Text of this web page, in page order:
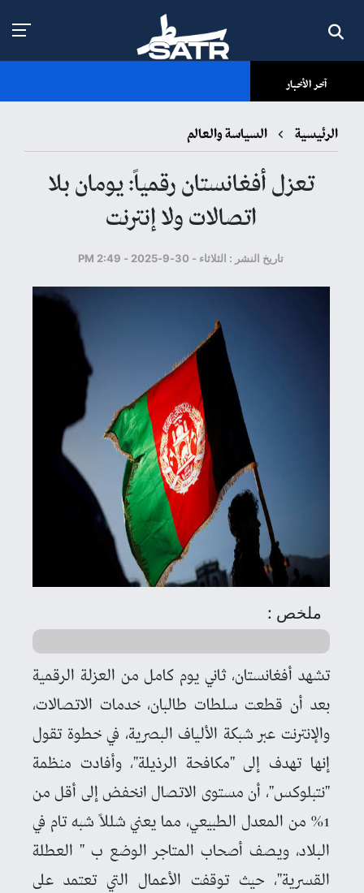
آخر الأخبار
الرئيسية السياسة والعالم
تعزل أفغانستان رقمياً: يومان بلا
اتصالات ولا إنترنت
تاريخ النشر : الثلاثاء - 30-9-2025 - 2:49 PM
ملخص :
تشهد أفغانستان، ثاني يوم كامل من العزلة الرقمية
بعد أن قطعت سلطات طالبان، خدمات الاتصالات،
والإنترنت عبر شبكة الألياف البصرية، في خطوة تقول
إنها تهدف إلى "مكافحة الرذيلة"، وأفادت منظمة
"نتبلوكس"، أن مستوى الاتصال انخفض إلى أقل من
1% من المعدل الطبيعي، مما يعني شللاً شبه تام في
البلاد، ويصف أصحاب المتاجر الوضع ب " العطلة
القسرية"، حيث توقفت الأعمال التي تعتمد على